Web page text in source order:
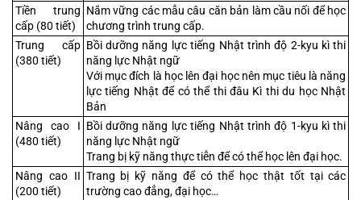
Tiền trung
cấp (80 tiết)
Nắm vững các mẫu câu căn bản làm cầu nối để học
chương trình trung cấp.
Trung cấp
(380 tiết)
Bồi dưỡng năng lực tiếng Nhật trình độ 2-kyu kì thi
năng lực Nhật ngữ
Với mục đích là học lên đại học nên mục tiêu là năng
lực tiếng Nhật để có thể thi đâu Kì thi du học Nhật
Bản
Nâng cao I
(480 tiết)
Bồi dưỡng năng lực tiếng Nhật trình độ 1-kyu kì thi
năng lực Nhật ngữ
Trang bị kỹ năng thực tiễn để có thể học lên đại học.
Nâng cao II
(200 tiết)
Trang bị kỹ năng để có thể học thật tốt tại các
trường cao đẳng, đại học…